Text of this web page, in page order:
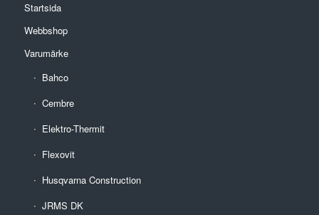
Startsida
Webbshop
Varumärke
Bahco
Cembre
Elektro-Thermit
Flexovit
Husqvarna Construction
JRMS DK